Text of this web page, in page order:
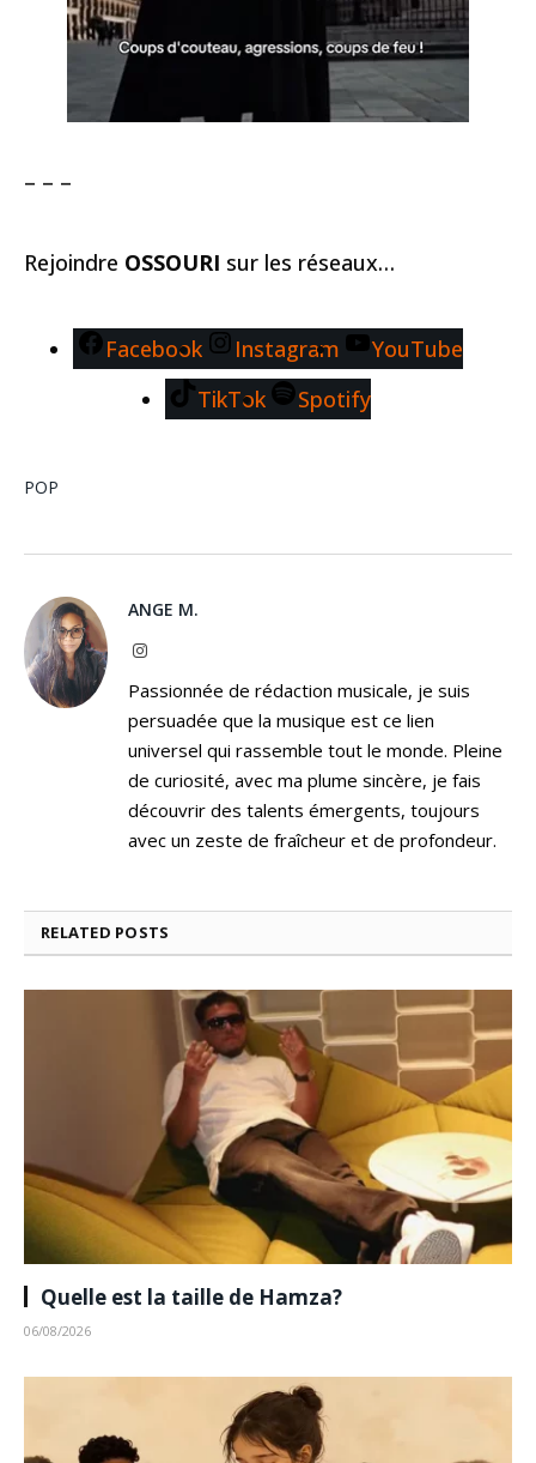
– – –
Rejoindre OSSOURI sur les réseaux…
Facebook Instagram
YouTube
TikTok
Spotify
POP
ANGE M.
Instagram
Passionnée de rédaction musicale, je suis
persuadée que la musique est ce lien
universel qui rassemble tout le monde. Pleine
de curiosité, avec ma plume sincère, je fais
découvrir des talents émergents, toujours
avec un zeste de fraîcheur et de profondeur.
RELATED POSTS
Quelle est la taille de Hamza?
06/08/2026